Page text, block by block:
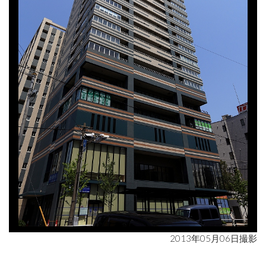
2013年05月06日撮影